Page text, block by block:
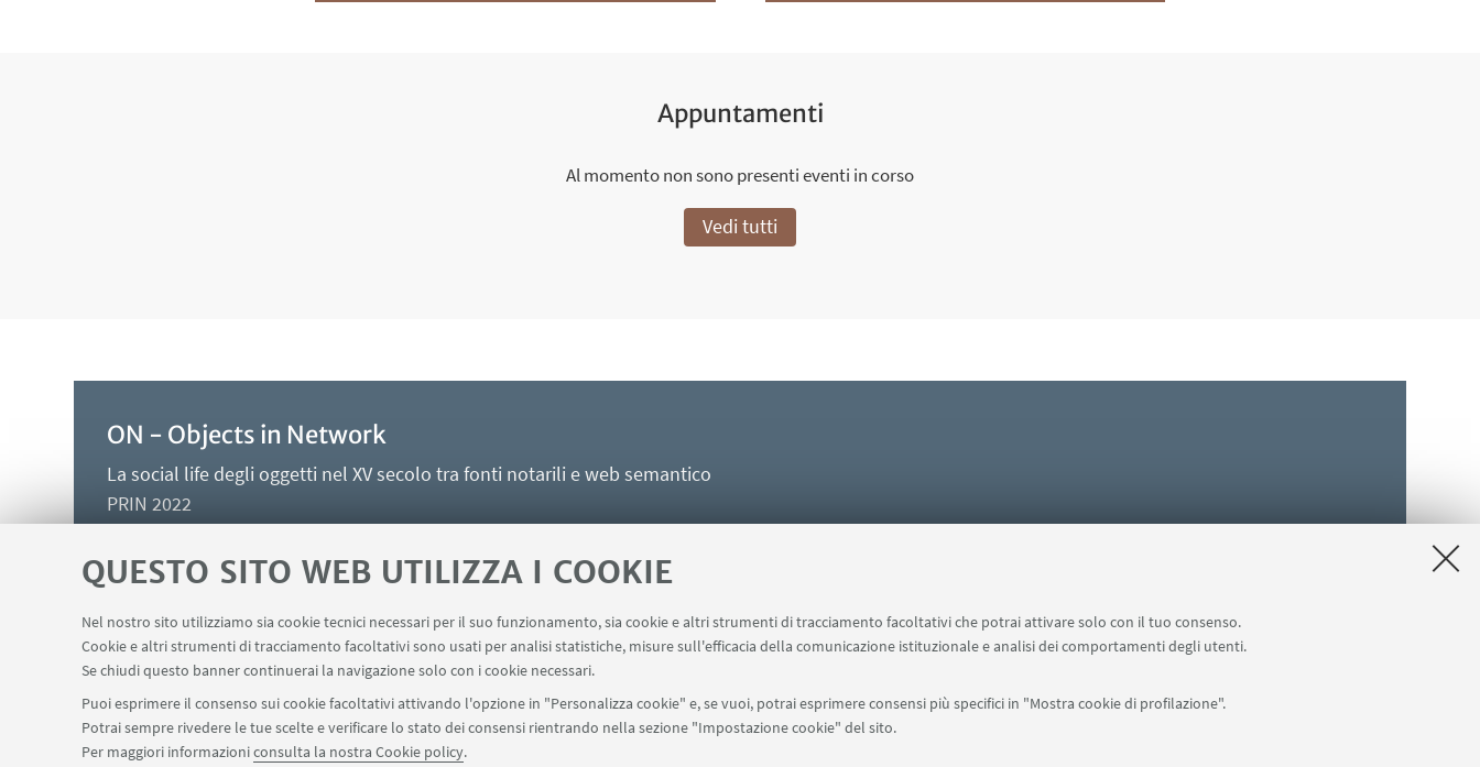
QUESTO SITO WEB UTILIZZA I COOKIE
Nel nostro sito utilizziamo sia cookie tecnici necessari per il suo funzionamento, sia cookie e altri strumenti di tracciamento facoltativi che potrai attivare solo con il tuo consenso.
Cookie e altri strumenti di tracciamento facoltativi sono usati per analisi statistiche, misure sull'efficacia della comunicazione istituzionale e analisi dei comportamenti degli utenti.
Se chiudi questo banner continuerai la navigazione solo con i cookie necessari.
Puoi esprimere il consenso sui cookie facoltativi attivando l'opzione in "Personalizza cookie" e, se vuoi, potrai esprimere consensi più specifici in "Mostra cookie di profilazione".
Potrai sempre rivedere le tue scelte e verificare lo stato dei consensi rientrando nella sezione "Impostazione cookie" del sito.
Per maggiori informazioniconsulta la nostra Cookie policy.
Appuntamenti
Al momento non sono presenti eventi in corso
Vedi tutti
ON - Objects in Network
La social life degli oggetti nel XV secolo tra fonti notarili e web semantico
PRIN 2022
Alma Mater Studiorum - Università di Bologna
CNR - ISPC Napoli
Università di Genova